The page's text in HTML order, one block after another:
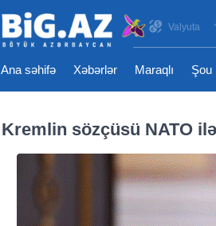
Valyuta
Ana səhifə Xəbərlər Maraqlı Şou
Kremlin sözçüsü NATO